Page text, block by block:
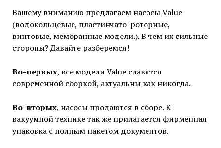
Вашему вниманию предлагаем насосы Value
(водокольцевые, пластинчато-роторные,
винтовые, мембранные модели.). В чем их сильные
стороны? Давайте разберемся!
Во-первых, все модели Value славятся
современной сборкой, актуальны как никогда.
Во-вторых, насосы продаются в сборе. К
вакуумной технике так же прилагается фирменная
упаковка с полным пакетом документов.